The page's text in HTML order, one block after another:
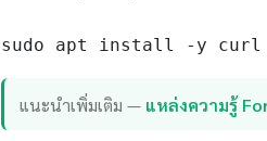
sudo apt install -y curl
แนะนำเพิ่มเติม — แหล่งความรู้